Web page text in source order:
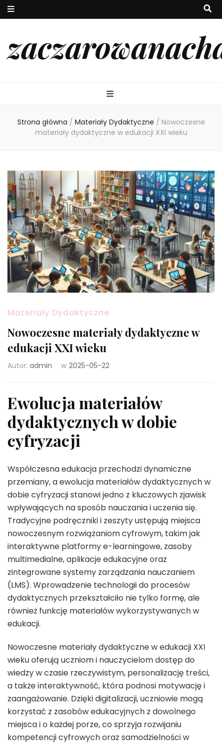
Strona główna / Materiały Dydaktyczne / Nowoczesne
materiały dydaktyczne w edukacji XXI wieku
Materiały Dydaktyczne
Nowoczesne materiały dydaktyczne w
edukacji XXI wieku
Autor: admin w 2025-05-22
Ewolucja materiałów
dydaktycznych w dobie
cyfryzacji
Współczesna edukacja przechodzi dynamiczne
przemiany, a ewolucja materiałów dydaktycznych w
dobie cyfryzacji stanowi jedno z kluczowych zjawisk
wpływających na sposób nauczania i uczenia się.
Tradycyjne podręczniki i zeszyty ustępują miejsca
nowoczesnym rozwiązaniom cyfrowym, takim jak
interaktywne platformy e-learningowe, zasoby
multimedialne, aplikacje edukacyjne oraz
zintegrowane systemy zarządzania nauczaniem
(LMS). Wprowadzenie technologii do procesów
dydaktycznych przekształciło nie tylko formę, ale
również funkcję materiałów wykorzystywanych w
edukacji.
Nowoczesne materiały dydaktyczne w edukacji XXI
wieku oferują uczniom i nauczycielom dostęp do
wiedzy w czasie rzeczywistym, personalizację treści,
a także interaktywność, która podnosi motywację i
zaangażowanie. Dzięki digitalizacji, uczniowie mogą
korzystać z zasobów edukacyjnych z dowolnego
miejsca i o każdej porze, co sprzyja rozwijaniu
kompetencji cyfrowych oraz samodzielności w